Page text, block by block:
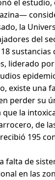
el
la
del
liderado
existe una
perder su
la
de
195
falta de
en las